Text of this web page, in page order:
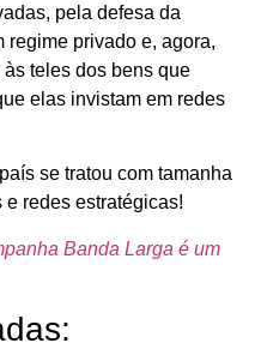
pela defesa da
regime privado e, agora,
teles dos bens que
elas invistam em redes
se tratou com tamanha
redes estratégicas!
Banda Larga é um